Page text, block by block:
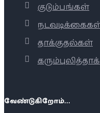
குடும்பங்கள்
தாக்குதல்கள்
வேண்டுகிறோம்...